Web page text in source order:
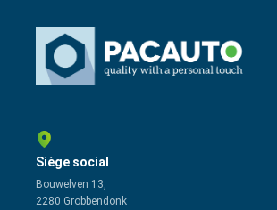
Siège social
Bouwelven 13,
2280 Grobbendonk